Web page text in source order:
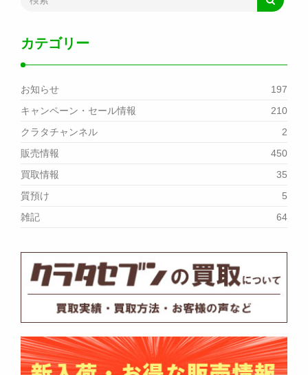
カテゴリー
お知らせ
197
キャンペーン・セール情報
210
クラタチャンネル
2
販売情報
450
買取情報
35
質預け
5
雑記
64